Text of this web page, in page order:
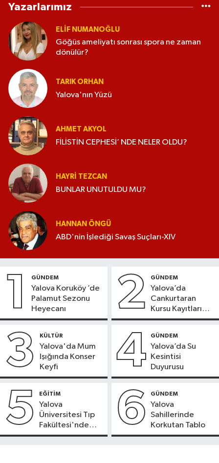
Yazarlarımız
ELİF NUMANOĞLU
Göğüs ameliyatı sonrası spora ne zaman
dönülür?
TARIK ORHAN
Yalova'nın Yüzü
AHMET AKYOL
FİLİSTİN CEPHESİ’ NDE NELER OLDU?
HAYRI TEZCAN
BUNLAR UNUTULDU MU?
HANNAN ÖNGÜ
ABD'nin İşlediği Savaş Suçları-XIV
1 GÜNDEM
Yalova Koruköy ’de
Palamut Sezonu
Heyecanı
2 GÜNDEM
Yalova’da
Cankurtaran
Kursu Kayıtları
Başladı
3 KÜLTÜR
Yalova'da Mum
Işığında Konser
Keyfi
4 GÜNDEM
Yalova’da Su
Kesintisi
Duyurusu
5 EĞİTİM
Yalova
Üniversitesi Tıp
Fakültesi'nde
Yeni Dönem
6 GÜNDEM
Yalova
Sahillerinde
Korkutan Tablo